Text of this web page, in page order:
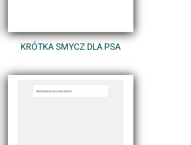
KRÓTKA SMYCZ DLA PSA